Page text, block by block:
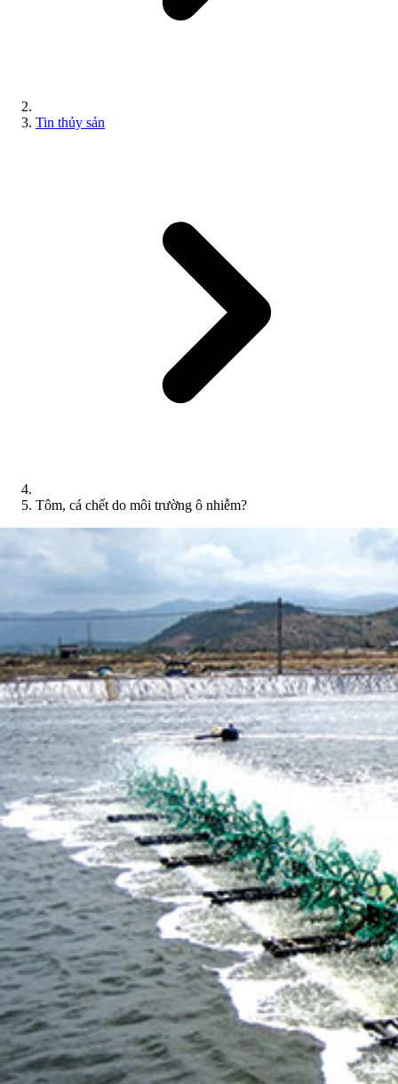
Tin thủy sản
Tôm, cá chết do môi trường ô nhiễm?